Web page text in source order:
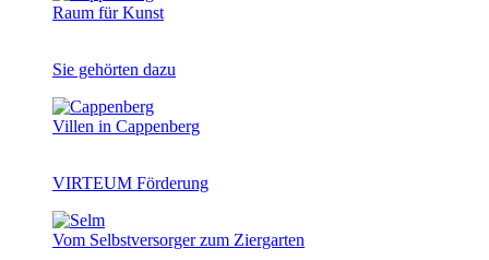
Raum für Kunst
Sie gehörten dazu
Villen in Cappenberg
VIRTEUM Förderung
Vom Selbstversorger zum Ziergarten